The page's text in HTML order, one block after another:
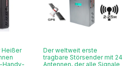
Heißer
Handy-
Der weltweit erste
tragbare Störsender mit 24
Antennen, der alle Signale